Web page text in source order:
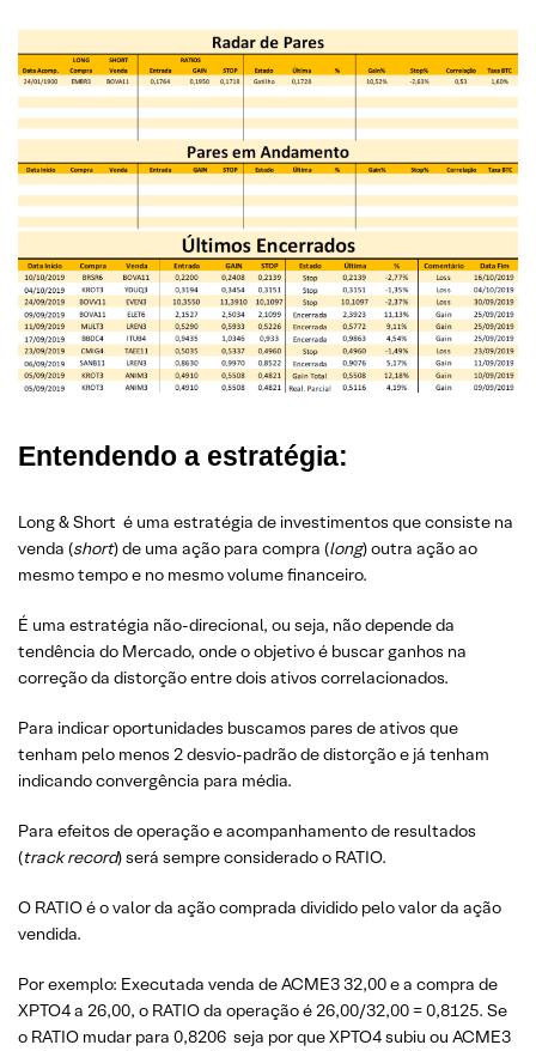
Entendendo a estratégia:
Long & Short é uma estratégia de investimentos que consiste na
venda (short) de uma ação para compra (long) outra ação ao
mesmo tempo e no mesmo volume financeiro.
É uma estratégia não-direcional, ou seja, não depende da
tendência do Mercado, onde o objetivo é buscar ganhos na
correção da distorção entre dois ativos correlacionados.
Para indicar oportunidades buscamos pares de ativos que
tenham pelo menos 2 desvio-padrão de distorção e já tenham
indicando convergência para média.
Para efeitos de operação e acompanhamento de resultados
(track record) será sempre considerado o RATIO.
O RATIO é o valor da ação comprada dividido pelo valor da ação
vendida.
Por exemplo: Executada venda de ACME3 32,00 e a compra de
XPTO4 a 26,00, o RATIO da operação é 26,00/32,00 = 0,8125. Se
o RATIO mudar para 0,8206 seja por que XPTO4 subiu ou ACME3